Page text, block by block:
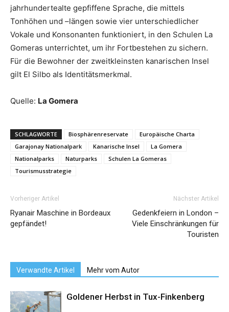
jahrhundertealte gepfiffene Sprache, die mittels
Tonhöhen und –längen sowie vier unterschiedlicher
Vokale und Konsonanten funktioniert, in den Schulen La
Gomeras unterrichtet, um ihr Fortbestehen zu sichern.
Für die Bewohner der zweitkleinsten kanarischen Insel
gilt El Silbo als Identitätsmerkmal.
Quelle: La Gomera
SCHLAGWORTE Biosphärenreservate
Europäische Charta
Garajonay Nationalpark
Kanarische Insel
La Gomera
Nationalparks
Naturparks
Schulen La Gomeras
Tourismusstrategie
Vorheriger Artikel
Ryanair Maschine in Bordeaux
gepfändet!
Nächster Artikel
Gedenkfeiern in London –
Viele Einschränkungen für
Touristen
Verwandte Artikel Mehr vom Autor
Goldener Herbst in Tux-Finkenberg